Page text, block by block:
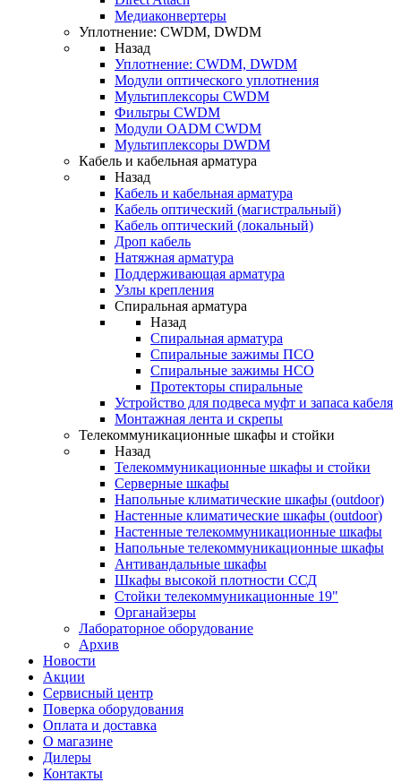
Медиаконвертеры
Уплотнение: CWDM, DWDM
Назад
Уплотнение: CWDM, DWDM
Модули оптического уплотнения
Мультиплексоры CWDM
Фильтры CWDM
Модули OADM CWDM
Мультиплексоры DWDM
Кабель и кабельная арматура
Назад
Кабель и кабельная арматура
Кабель оптический (магистральный)
Кабель оптический (локальный)
Дроп кабель
Натяжная арматура
Поддерживающая арматура
Узлы крепления
Спиральная арматура
Назад
Спиральная арматура
Спиральные зажимы ПСО
Спиральные зажимы НСО
Протекторы спиральные
Устройство для подвеса муфт и запаса кабеля
Монтажная лента и скрепы
Телекоммуникационные шкафы и стойки
Назад
Телекоммуникационные шкафы и стойки
Серверные шкафы
Напольные климатические шкафы (outdoor)
Настенные климатические шкафы (outdoor)
Настенные телекоммуникационные шкафы
Напольные телекоммуникационные шкафы
Антивандальные шкафы
Шкафы высокой плотности ССД
Стойки телекоммуникационные 19"
Органайзеры
Лабораторное оборудование
Архив
Новости
Акции
Сервисный центр
Поверка оборудования
Оплата и доставка
О магазине
Дилеры
Контакты